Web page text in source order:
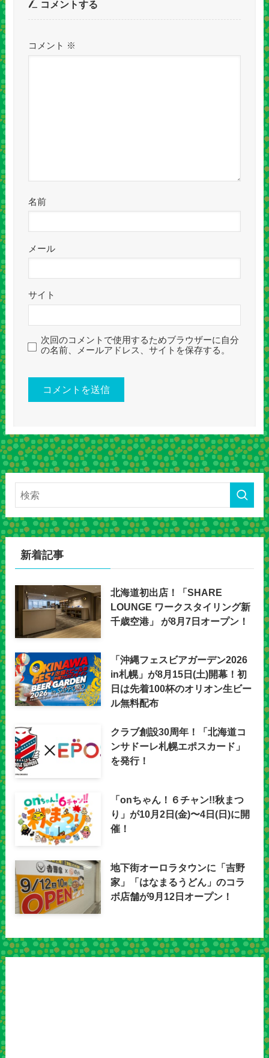
コメントする
コメント ※
名前
メール
サイト
次回のコメントで使用するためブラウザーに自分
の名前、メールアドレス、サイトを保存する。
新着記事
北海道初出店！「SHARE
LOUNGE ワークスタイリング新
千歳空港」 が8月7日オープン！
「沖縄フェスビアガーデン2026
in札幌」が8月15日(土)開幕！初
日は先着100杯のオリオン生ビー
ル無料配布
クラブ創設30周年！「北海道コ
ンサドーレ札幌エポスカード」
を発行！
「onちゃん！６チャン!!秋まつ
り」が10月2日(金)〜4日(日)に開
催！
地下街オーロラタウンに「吉野
家」「はなまるうどん」のコラ
ボ店舗が9月12日オープン！